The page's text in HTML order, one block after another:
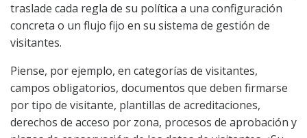
traslade cada regla de su política a una configuración
concreta o un flujo fijo en su sistema de gestión de
visitantes.
Piense, por ejemplo, en categorías de visitantes,
campos obligatorios, documentos que deben firmarse
por tipo de visitante, plantillas de acreditaciones,
derechos de acceso por zona, procesos de aprobación y